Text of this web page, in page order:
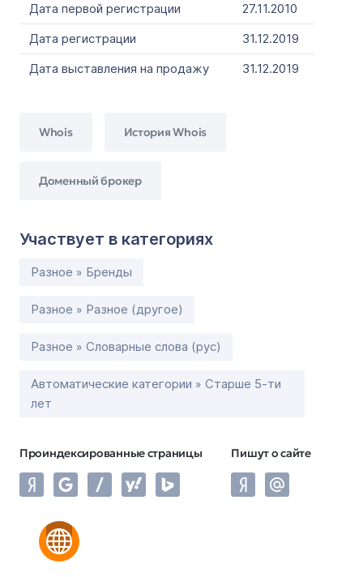
Дата первой регистрации
27.11.2010
Дата регистрации
31.12.2019
Дата выставления на продажу
31.12.2019
Whois История Whois
Доменный брокер
Участвует в категориях
Разное » Бренды
Разное » Разное (другое)
Разное » Словарные слова (рус)
Автоматические категории » Старше 5-ти
лет
Проиндексированные страницы Пишут о сайте